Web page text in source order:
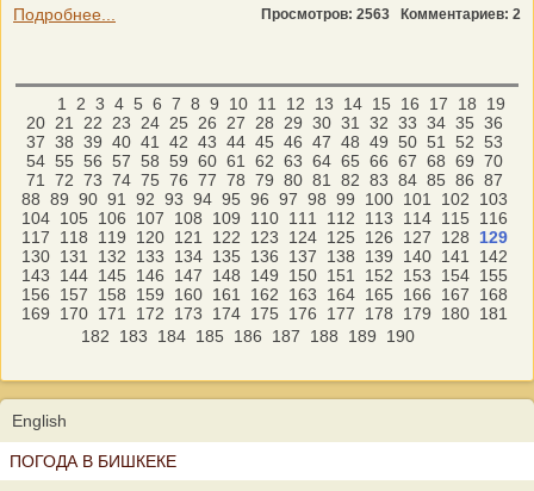
Подробнее...
Просмотров: 2563 Комментариев: 2
1 2 3 4 5 6 7 8 9 10 11 12 13 14 15 16 17 18
19
20 21 22 23 24 25 26 27 28 29 30 31 32 33 34 35 36
37 38 39 40 41 42 43 44 45 46 47 48 49 50 51 52 53
54 55 56 57 58 59 60 61 62 63 64 65 66 67 68 69 70
71
72 73 74 75 76 77 78 79 80 81 82 83 84 85 86 87
88 89 90 91 92 93 94 95 96 97 98 99 100 101 102
103
104 105 106 107 108 109 110 111 112 113 114 115
116
117
118 119 120 121 122 123 124 125 126 127 128
129
130 131 132 133 134 135 136 137 138 139 140 141
142
143
144 145 146 147 148 149 150 151 152 153 154 155
156
157 158 159 160 161 162 163 164 165 166 167
168
169
170 171 172 173 174 175 176 177 178 179 180 181
182
183 184 185 186 187 188 189 190
English
ПОГОДА В БИШКЕКЕ